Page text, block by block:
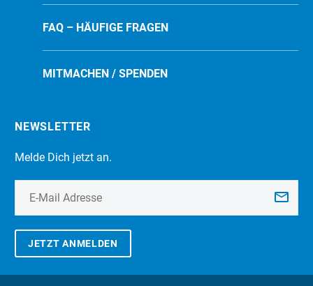
FAQ – HÄUFIGE FRAGEN
MITMACHEN / SPENDEN
NEWSLETTER
Melde Dich jetzt an.
JETZT ANMELDEN